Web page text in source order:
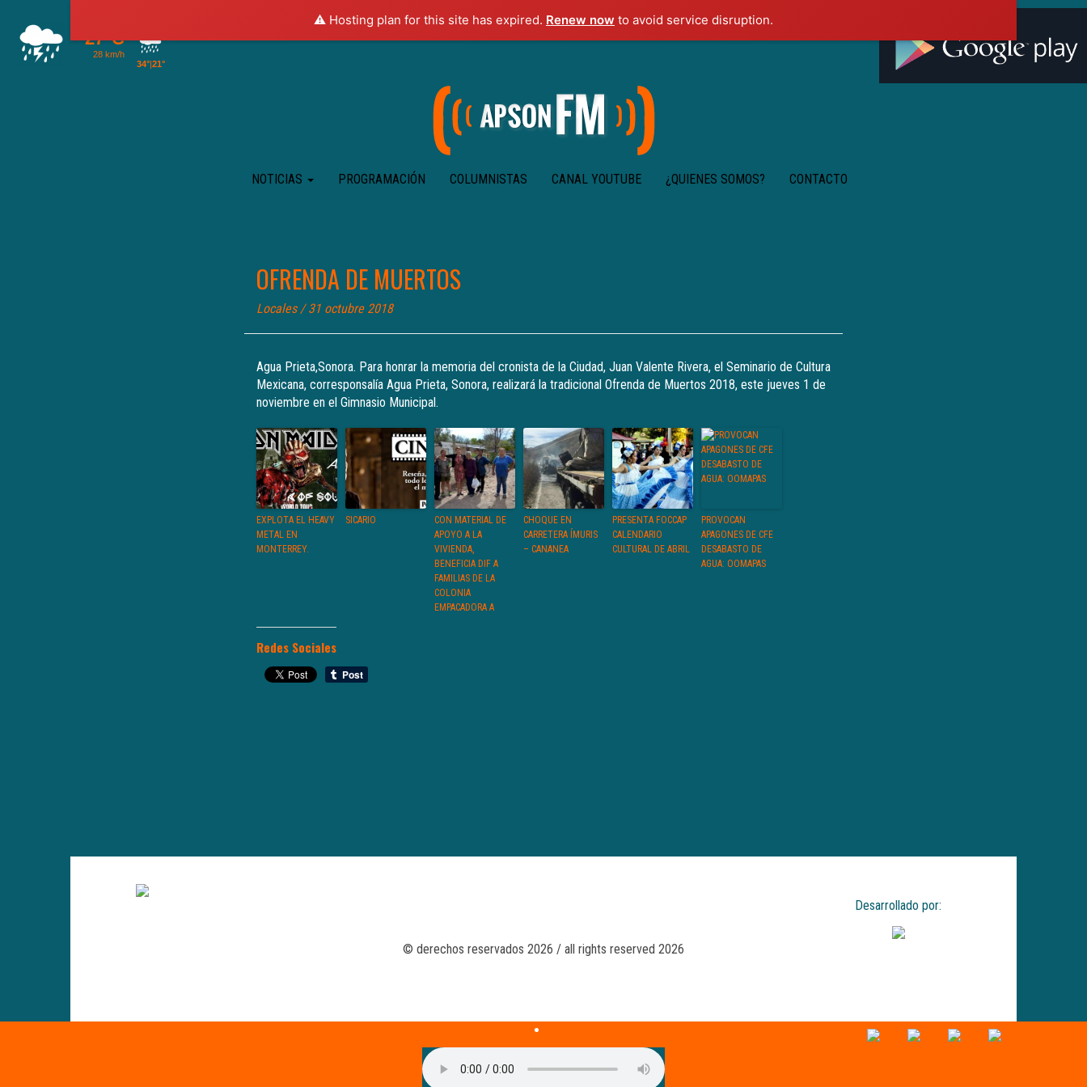
⚠️ Hosting plan for this site has expired. Renew now to avoid service disruption.
NOTICIAS PROGRAMACIÓN COLUMNISTAS CANAL YOUTUBE ¿QUIENES SOMOS? CONTACTO
OFRENDA DE MUERTOS
Locales/ 31 octubre 2018
Agua Prieta,Sonora. Para honrar la memoria del cronista de la Ciudad, Juan Valente Rivera, el Seminario de Cultura
Mexicana, corresponsalía Agua Prieta, Sonora, realizará la tradicional Ofrenda de Muertos 2018, este jueves 1 de
noviembre en el Gimnasio Municipal.
EXPLOTA EL HEAVY
METAL EN
MONTERREY.
SICARIO
CON MATERIAL DE
APOYO A LA
VIVIENDA,
BENEFICIA DIF A
FAMILIAS DE LA
COLONIA
EMPACADORA A
CHOQUE EN
CARRETERA ÍMURIS
– CANANEA
PRESENTA FOCCAP
CALENDARIO
CULTURAL DE ABRIL
PROVOCAN
APAGONES DE CFE
DESABASTO DE
AGUA: OOMAPAS
Redes Sociales
Desarrollado por:
© derechos reservados 2026 / all rights reserved 2026